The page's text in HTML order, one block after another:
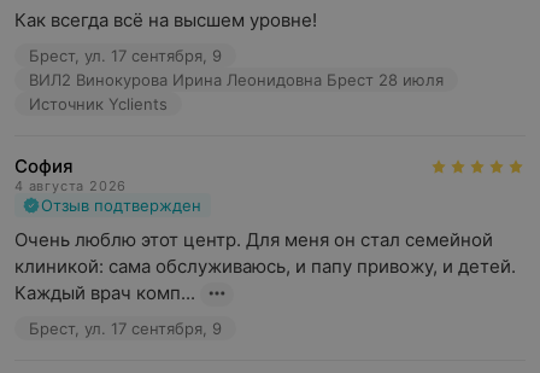
Как всегда всё на высшем уровне!
Брест, ул. 17 сентября, 9
ВИЛ2 Винокурова Ирина Леонидовна Брест 28 июля
Источник Yclients
София
4 августа 2026
Отзыв подтвержден
Очень люблю этот центр. Для меня он стал семейной
клиникой: сама обслуживаюсь, и папу привожу, и детей.
Каждый врач комп...
Брест, ул. 17 сентября, 9